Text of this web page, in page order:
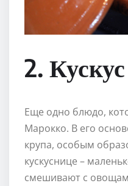
2. Кускус
Еще одно блюдо,
Марокко. В его
крупа, особым
кускуснице –
смешивают с